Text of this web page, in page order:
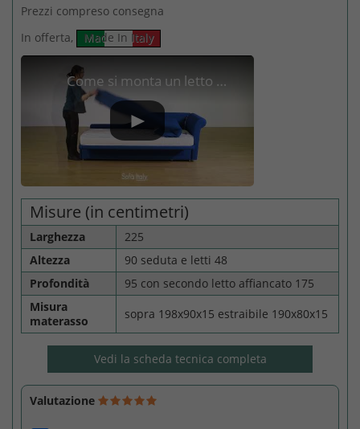
Prezzi compreso consegna
In offerta,
Made In Italy
Come si monta un letto estraibile - Double bed Made in Italy
Misure (in centimetri)
Larghezza
225
Altezza
90 seduta e letti 48
Profondità
95 con secondo letto affiancato 175
Misura
materasso
sopra 198x90x15 estraibile 190x80x15
Vedi la scheda tecnica completa
Valutazione